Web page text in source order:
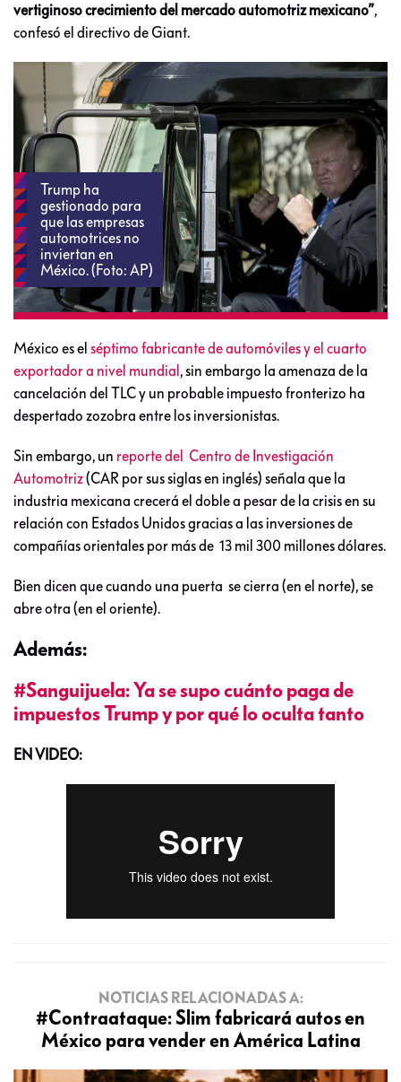
vertiginoso crecimiento del mercado automotriz mexicano”,
confesó el directivo de Giant.
Trump ha
gestionado para
que las empresas
automotrices no
inviertan en
México. (Foto: AP)
México es el séptimo fabricante de automóviles y el cuarto
exportador a nivel mundial , sin embargo la amenaza de la
cancelación del TLC y un probable impuesto fronterizo ha
despertado zozobra entre los inversionistas.
Sin embargo, un reporte del Centro de Investigación
Automotriz(CAR por sus siglas en inglés) señala que la
industria mexicana crecerá el doble a pesar de la crisis en su
relación con Estados Unidos gracias a las inversiones de
compañías orientales por más de 13 mil 300 millones dólares.
Bien dicen que cuando una puerta se cierra (en el norte), se
abre otra (en el oriente).
Además:
#Sanguijuela: Ya se supo cuánto paga de
impuestos Trump y por qué lo oculta tanto
EN VIDEO:
NOTICIAS RELACIONADAS A:
#Contraataque: Slim fabricará autos en
México para vender en América Latina